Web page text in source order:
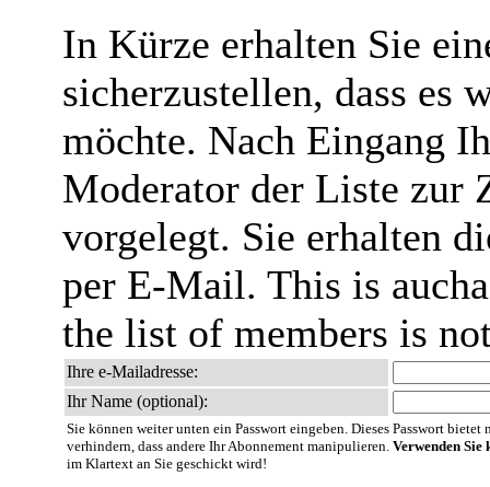
In Kürze erhalten Sie
sicherzustellen, dass es
möchte. Nach Eingang
Moderator der Liste zur
vorgelegt. Sie erhalten
per E-Mail. This is
the list of members is
Ihre e-Mailadresse:
Ihr Name (optional):
Sie können weiter unten ein Passwort eingeben. Dieses Passwort
verhindern, dass andere Ihr Abonnement manipulieren. Verwenden Sie
im Klartext an Sie geschickt wird!